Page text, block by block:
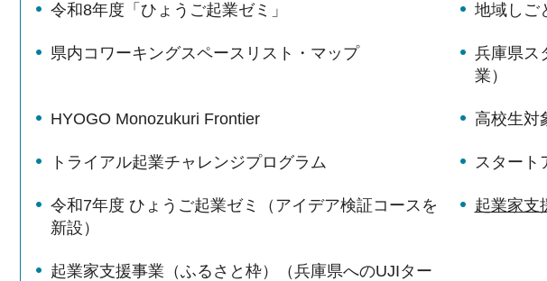
令和8年度「ひょうご起業ゼミ」 地域しご
県内コワーキングスペースリスト・マップ
兵庫県ス
業）
HYOGO Monozukuri Frontier 高校生対
トライアル起業チャレンジプログラム スタート
令和7年度 ひょうご起業ゼミ（アイデア検証コースを
新設）
起業家支
起業家支援事業（ふるさと枠）（兵庫県へのUJIター